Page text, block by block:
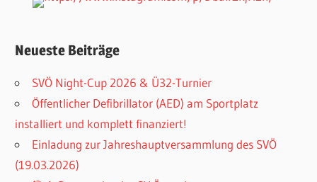
Neueste Beiträge
SVÖ Night-Cup 2026 & Ü32-Turnier
Öffentlicher Defibrillator (AED) am Sportplatz
installiert und komplett finanziert!
Einladung zur Jahreshauptversammlung des SVÖ
(19.03.2026)